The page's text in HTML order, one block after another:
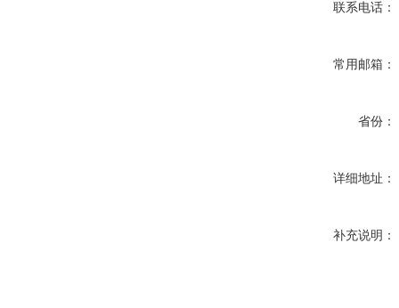
联系电话：
常用邮箱：
省份：
详细地址：
补充说明：